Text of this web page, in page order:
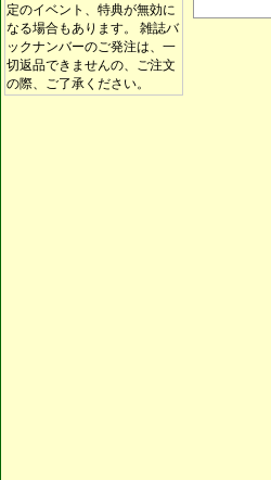
定のイベント、特典が無効に
なる場合もあります。 雑誌バ
ックナンバーのご発注は、一
切返品できませんの、ご注文
の際、ご了承ください。